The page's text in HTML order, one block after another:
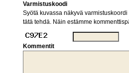
Varmistuskoodi
Syötä kuvassa näkyvä
tätä tehdä. Näin estämme
Kommentit